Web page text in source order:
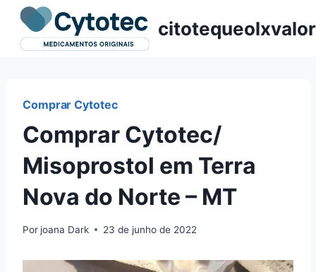
Pular
para
citotequeolxvalor
Comprar Cytotec
Comprar Cytotec/
Misoprostol em Terra
Nova do Norte – MT
Por joana Dark 23 de junho de 2022